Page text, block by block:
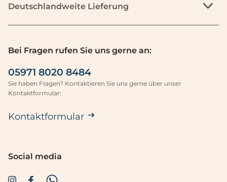
Deutschlandweite Lieferung
Bei Fragen rufen Sie uns gerne an:
05971 8020 8484
Sie haben Fragen? Kontaktieren Sie uns gerne über unser
Kontaktformular:
Kontaktformular
Social media